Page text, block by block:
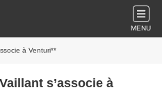
MENU
à Venturi**